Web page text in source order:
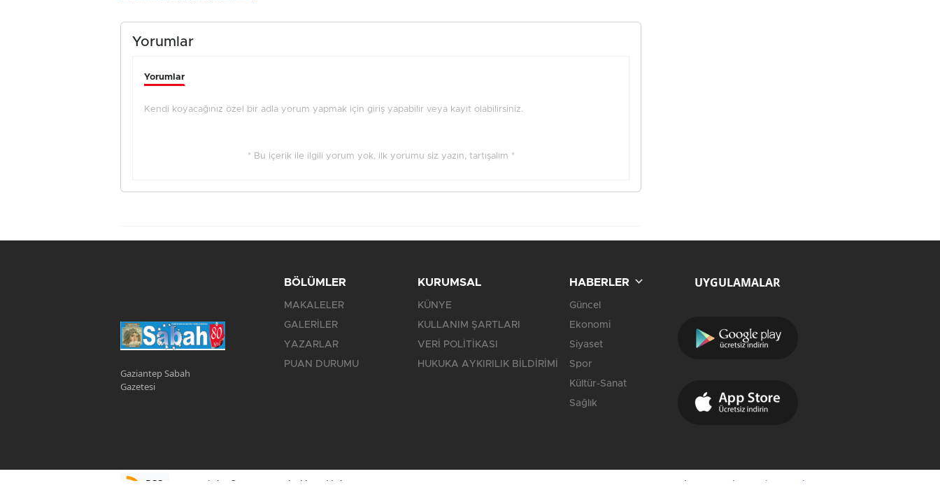
Yorumlar
Yorumlar
Kendi koyacağınız özel bir adla yorum yapmak için giriş yapabilir veya kayıt olabilirsiniz.
* Bu içerik ile ilgili yorum yok, ilk yorumu siz yazın, tartışalım *
Gaziantep Sabah
Gazetesi
BÖLÜMLER
MAKALELER
GALERİLER
YAZARLAR
PUAN DURUMU
KURUMSAL
KÜNYE
KULLANIM ŞARTLARI
VERİ POLİTİKASI
HUKUKA AYKIRILIK BİLDİRİMİ
HABERLER
Güncel
Ekonomi
Siyaset
Spor
Kültür-Sanat
Sağlık
UYGULAMALAR
RSS Copyright © 2023. Her hakkı saklıdır. Yazılım: Moradam Haber Yazılımı